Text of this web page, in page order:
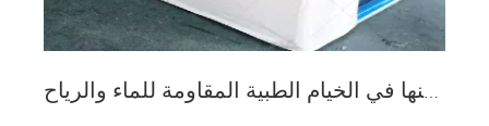
أهم الميزات التي يجب البحث عنها في الخيام الطبية المقاومة للماء والرياح